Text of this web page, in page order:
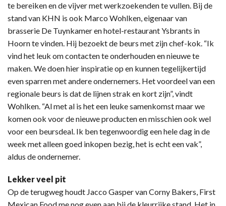
te bereiken en de vijver met werkzoekenden te vullen. Bij de
stand van KHN is ook Marco Wohlken, eigenaar van
brasserie De Tuynkamer en hotel-restaurant Ysbrants in
Hoorn te vinden. Hij bezoekt de beurs met zijn chef-kok. “Ik
vind het leuk om contacten te onderhouden en nieuwe te
maken. We doen hier inspiratie op en kunnen tegelijkertijd
even sparren met andere ondernemers. Het voordeel van een
regionale beurs is dat de lijnen strak en kort zijn”, vindt
Wohlken. “Al met al is het een leuke samenkomst maar we
komen ook voor de nieuwe producten en misschien ook wel
voor een beursdeal. Ik ben tegenwoordig een hele dag in de
week met alleen goed inkopen bezig, het is echt een vak”,
aldus de ondernemer.
Lekker veel pit
Op de terugweg houdt Jacco Gasper van Corny Bakers, First